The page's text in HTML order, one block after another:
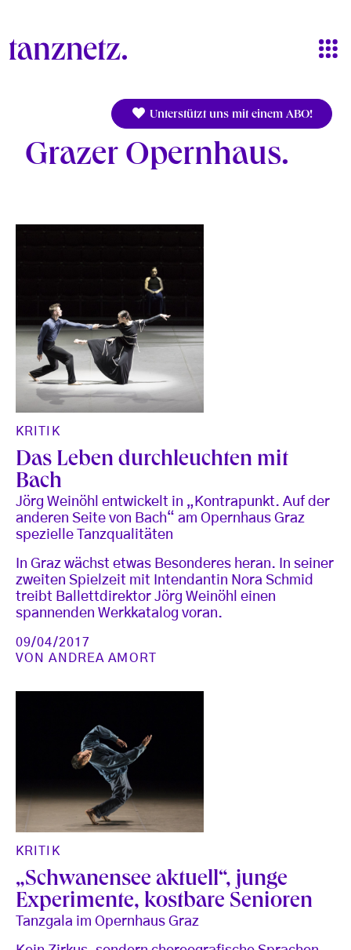
Unterstützt uns mit einem ABO!
Grazer Opernhaus
KRITIK
Das Leben durchleuchten mit
Bach
Jörg Weinöhl entwickelt in „Kontrapunkt. Auf der
anderen Seite von Bach“ am Opernhaus Graz
spezielle Tanzqualitäten
In Graz wächst etwas Besonderes heran. In seiner
zweiten Spielzeit mit Intendantin Nora Schmid
treibt Ballettdirektor Jörg Weinöhl einen
spannenden Werkkatalog voran.
09/04/2017
VONANDREA AMORT
KRITIK
„Schwanensee aktuell“, junge
Experimente, kostbare Senioren
Tanzgala im Opernhaus Graz